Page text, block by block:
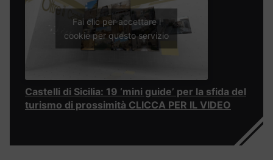
Fai clic per accettare i
cookie per questo servizio
Castelli di Sicilia: 19 ‘mini guide’ per la sfida del
turismo di prossimità CLICCA PER IL VIDEO